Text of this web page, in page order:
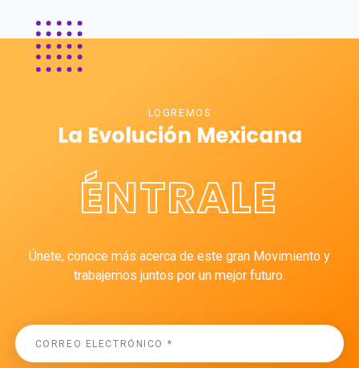
LOGREMOS
La Evolución Mexicana
ÉNTRALE
Únete, conoce más acerca de este gran Movimiento y
trabajemos juntos por un mejor futuro.